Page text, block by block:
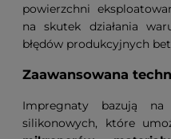
powierzchni
na skutek działania
błędów produkcyjnych
Zaawansowana
Impregnaty bazują na
silikonowych, które